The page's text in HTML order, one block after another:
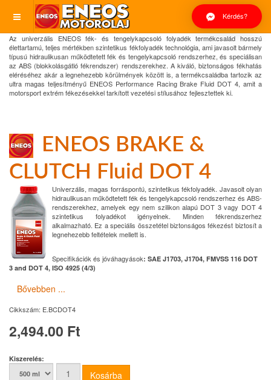
Kérdés?
Az univerzális ENEOS fék- és tengelykapcsoló folyadék termékcsalád hosszú
élettartamú, teljes mértékben szintetikus fékfolyadék technológia, ami javasolt bármely
típusú hidraulikusan működtetett fék és tengelykapcsoló rendszerhez, és speciálisan
az ABS (blokkolásgátló fékrendszer) rendszerekhez. A kiváló, biztonságos fékhatás
eléréséhez akár a legnehezebb körülmények között is, a termékcsaládba tartozik az
ultra magas teljesítményű ENEOS Performance Racing Brake Fluid DOT 4, amit a
motorsport extrém fékezésekkel tarkított vezetési stílusához fejlesztettek ki.
ENEOS BRAKE &
CLUTCH Fluid DOT 4
Univerzális, magas forráspontú, szintetikus fékfolyadék. Javasolt olyan
hidraulikusan működtetett fék és tengelykapcsoló rendszerhez és ABS-
rendszerekhez, amelyek egy nem szilikon alapú DOT 3 vagy DOT 4
szintetikus folyadékot igényelnek. Minden fékrendszerhez
alkalmazható. Ez a speciális összetétel biztonságos fékezést biztosít a
legnehezebb feltételek mellett is.
Specifikációk és jóváhagyások: SAE J1703, J1704, FMVSS 116 DOT
3 and DOT 4, ISO 4925 (4/3)
Bővebben ...
Cikkszám: E.BCDOT4
2,494.00 Ft
Kiszerelés: